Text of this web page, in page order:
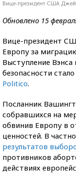
Вице-президент США
Обновлено 15
Вице-президент
Европу за
Выступление
безопасности
Politicо.
Посланник
собравшихся на
обвинив Европу в
ценностей. В
результатов
противников
действиях